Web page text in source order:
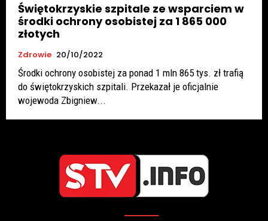
Świętokrzyskie szpitale ze wsparciem w
środki ochrony osobistej za 1 865 000
złotych
Zdrowie 20/10/2022
Środki ochrony osobistej za ponad 1 mln 865 tys. zł trafią
do świętokrzyskich szpitali. Przekazał je oficjalnie
wojewoda Zbigniew...